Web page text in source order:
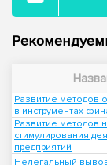
Развитие методов
в инструментах
Развитие методов
стимулирования
предприятий
Нелегальный